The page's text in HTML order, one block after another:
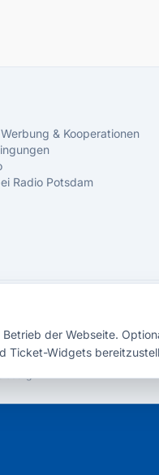
& Kooperationen
Radio Potsdam
der Webseite.
Ticket-Widgets